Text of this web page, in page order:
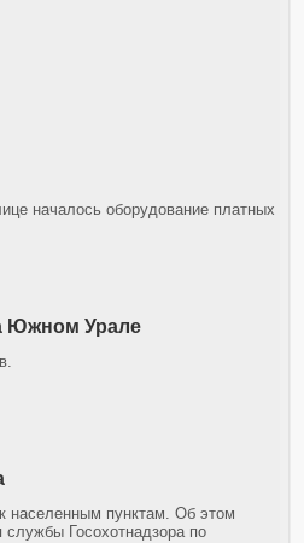
началось оборудование платных
Южном Урале
населенным пунктам. Об этом
Госохотнадзора по